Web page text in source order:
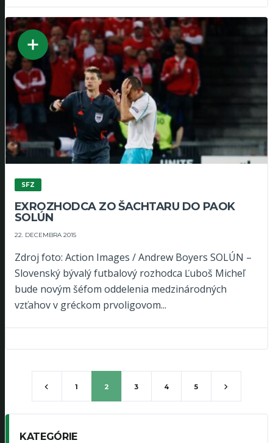
SFZ
EXROZHODCA ZO ŠACHTARU DO PAOK
SOLÚN
22. DECEMBRA 2015
Zdroj foto: Action Images / Andrew Boyers SOLÚN –
Slovenský bývalý futbalový rozhodca Ľuboš Micheľ
bude novým šéfom oddelenia medzinárodných
vzťahov v gréckom prvoligovom...
1 2 3 4 5
KATEGÓRIE